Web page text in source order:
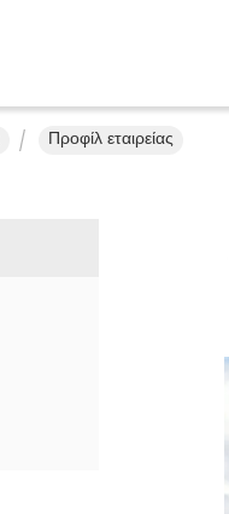
Προφίλ εταιρείας